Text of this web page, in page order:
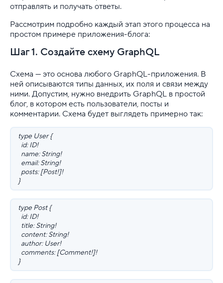
отправлять и получать ответы.
Рассмотрим подробно каждый этап этого процесса на
простом примере приложения-блога:
Шаг 1. Создайте схему GraphQL
Схема — это основа любого GraphQL-приложения. В
ней описываются типы данных, их поля и связи между
ними. Допустим, нужно внедрить GraphQL в простой
блог, в котором есть пользователи, посты и
комментарии. Схема будет выглядеть примерно так:
type User {
id: ID!
name: String!
email: String!
posts: [Post!]!
}
type Post {
id: ID!
title: String!
content: String!
author: User!
comments: [Comment!]!
}